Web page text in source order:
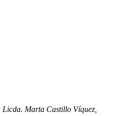
Marta Castillo Víquez,